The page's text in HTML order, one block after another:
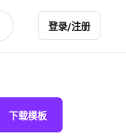
登录/注册
下载模板